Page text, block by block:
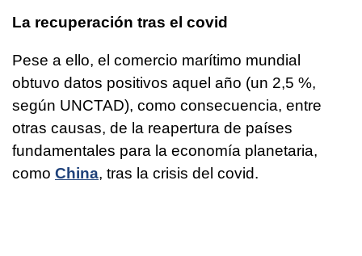
La recuperación tras el covid
Pese a ello, el comercio marítimo mundial
obtuvo datos positivos aquel año (un 2,5 %,
según UNCTAD), como consecuencia, entre
otras causas, de la reapertura de países
fundamentales para la economía planetaria,
como China, tras la crisis del covid.